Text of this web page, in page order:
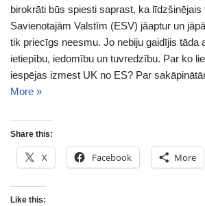
birokrāti būs spiesti saprast, ka
Savienotajām Valstīm (ESV) jāaptur un
tik priecīgs neesmu. Jo nebiju gaidījis tāda
ietiepību, iedomību un tuvredzību. Par ko
iespējas izmest UK no ES? Par
More »
Share this:
X Facebook More
Like this: